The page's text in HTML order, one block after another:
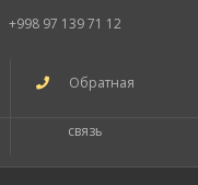
+998 97 139 71 12
Обратная
связь